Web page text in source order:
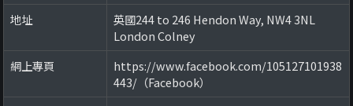
地址
英國244 to 246 Hendon Way, NW4 3NL
London Colney
網上專頁
https://www.facebook.com/105127101938
443/（Facebook）